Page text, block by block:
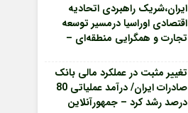
ایران،شریک راهبردی اتحادیه
اقتصادی اوراسیا درمسیر توسعه
تجارت و همگرایی منطقه‌ای –
تغییر مثبت در عملکرد مالی بانک
صادرات ایران/ درآمد عملیاتی 80
درصد رشد کرد – جمهورآنلاین